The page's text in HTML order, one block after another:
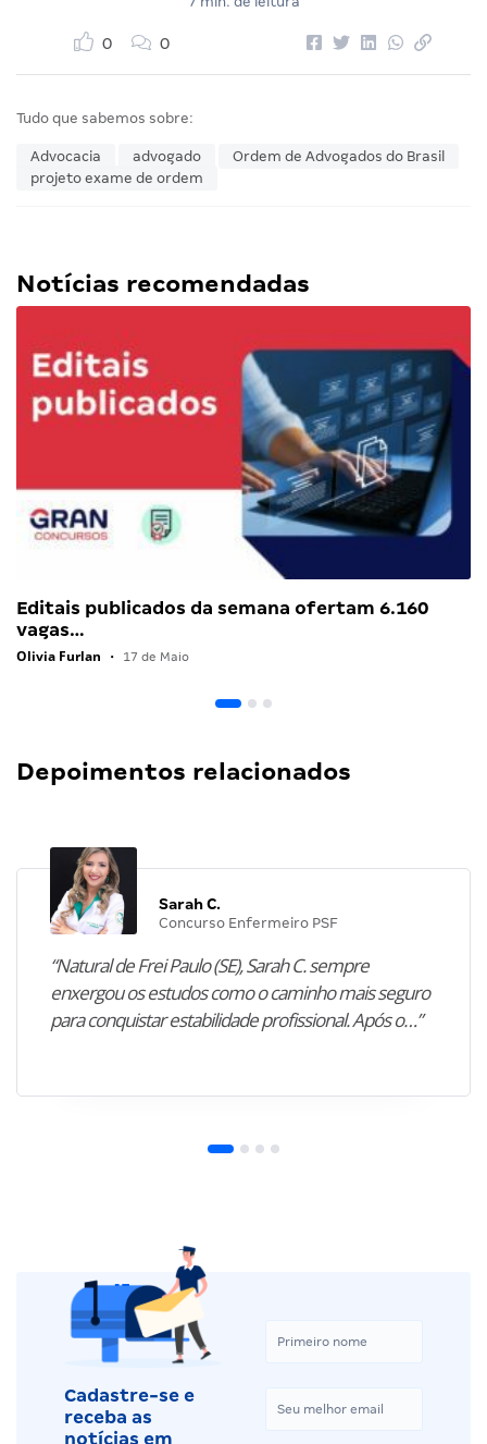
0 0
Tudo que sabemos sobre:
Advocacia advogado
Ordem de Advogados do Brasil
projeto exame de ordem
Notícias recomendadas
Editais publicados da semana ofertam 6.160
vagas…
Olivia Furlan • 17 de Maio
Depoimentos relacionados
Sarah C.
Concurso Enfermeiro PSF
“Natural de Frei Paulo (SE), Sarah C. sempre
enxergou os estudos como o caminho mais seguro
para conquistar estabilidade profissional. Após o…”
Cadastre-se e
receba as
notícias em